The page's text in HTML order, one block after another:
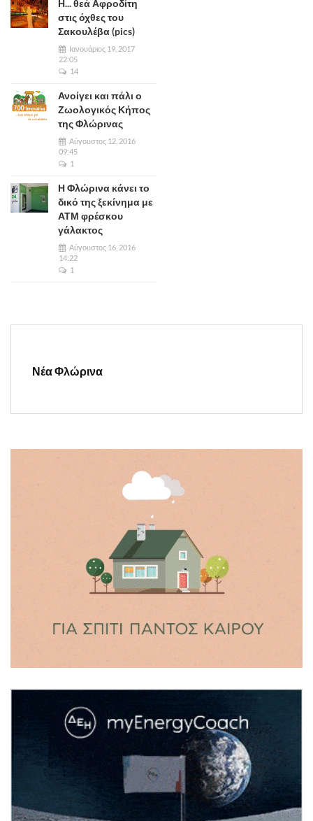
Η... θεά Αφροδίτη
στις όχθες του
Σακουλέβα (pics)
Ιανουάριος 19, 2017
22:05
14
Ανοίγει και πάλι ο
Ζωολογικός Κήπος
της Φλώρινας
Αύγουστος 12, 2016
09:45
1
Η Φλώρινα κάνει το
δικό της ξεκίνημα με
ΑΤΜ φρέσκου
γάλακτος
Αύγουστος 16, 2016
14:22
1
Νέα Φλώρινα